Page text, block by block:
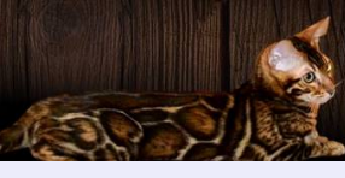
供更好的服務。繼續瀏覽本網站，即表